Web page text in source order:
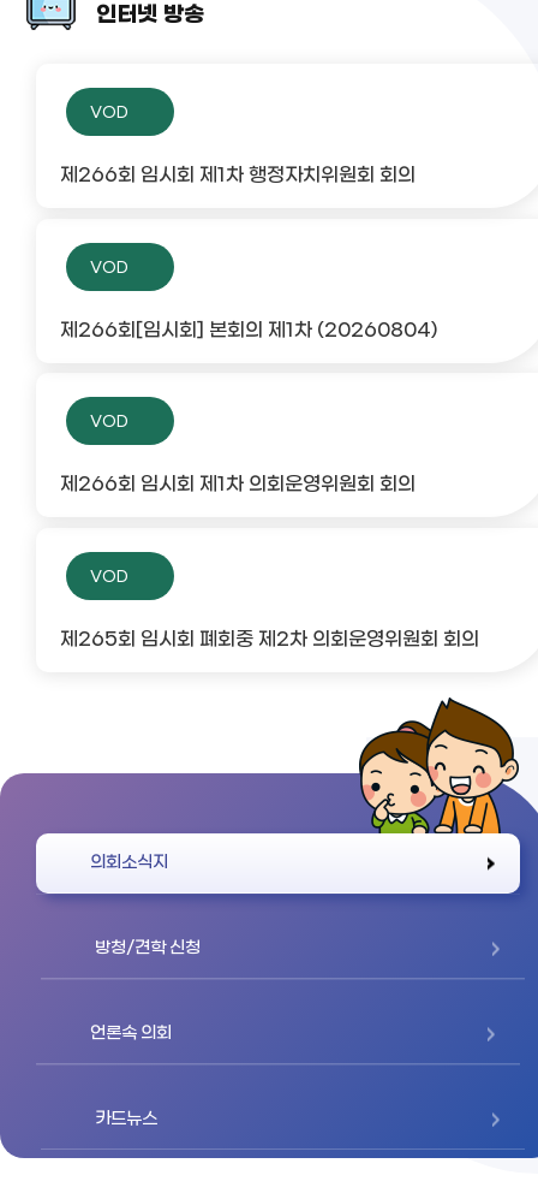
인터넷 방송
VOD
제266회 임시회 제1차 행정자치위원회 회의
VOD
제266회[임시회] 본회의 제1차 (20260804)
VOD
제266회 임시회 제1차 의회운영위원회 회의
VOD
제265회 임시회 폐회중 제2차 의회운영위원회 회의
의회소식지
방청/견학 신청
언론속 의회
카드뉴스